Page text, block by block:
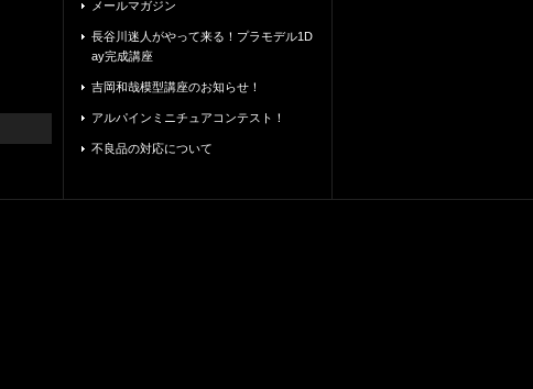
メールマガジン
長谷川迷人がやって来る！プラモデル1D
ay完成講座
吉岡和哉模型講座のお知らせ！
アルパインミニチュアコンテスト！
不良品の対応について